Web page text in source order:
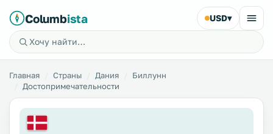
Columbista USD▾
Главная Страны Дания
Биллунн
Достопримечательности